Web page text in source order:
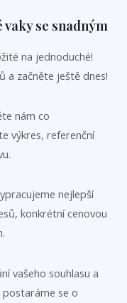
se snadným
na jednoduché!
a začněte ještě dnes!
nám co
výkres, referenční
nejlepší
konkrétní cenovou
vašeho souhlasu a
se o